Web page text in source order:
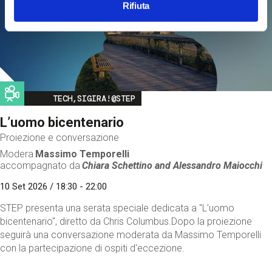
Rifiuta
Image
TECH,SIGIRA!@STEP
L’uomo bicentenario
Proiezione e conversazione
Modera Massimo Temporelli
accompagnato da Chiara Schettino andAlessandro Maiocchi
10 Set 2026 / 18:30 - 22:00
STEP presenta una serata speciale dedicata a "L’uomo
bicentenario", diretto da Chris Columbus.Dopo la proiezione
seguirà una conversazione moderata da Massimo Temporelli
con la partecipazione di ospiti d'eccezione.